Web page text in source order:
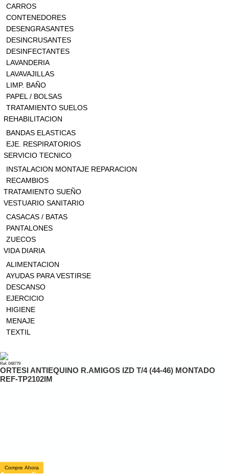
CARROS
CONTENEDORES
DESENGRASANTES
DESINCRUSANTES
DESINFECTANTES
LAVANDERIA
LAVAVAJILLAS
LIMP. BAÑO
PAPEL / BOLSAS
TRATAMIENTO SUELOS
REHABILITACION
BANDAS ELASTICAS
EJE. RESPIRATORIOS
SERVICIO TECNICO
INSTALACION MONTAJE REPARACION
RECAMBIOS
TRATAMIENTO SUEÑO
VESTUARIO SANITARIO
CASACAS / BATAS
PANTALONES
ZUECOS
VIDA DIARIA
ALIMENTACION
AYUDAS PARA VESTIRSE
DESCANSO
EJERCICIO
HIGIENE
MENAJE
TEXTIL
Ref. 048779
ORTESI ANTIEQUINO R.AMIGOS IZD T/4 (44-46) MONTADO
REF-TP2102IM
Compre Ahora